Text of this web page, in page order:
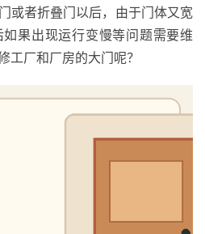
或者折叠门以后，由于门体又宽
果出现运行变慢等问题需要维
工厂和厂房的大门呢？